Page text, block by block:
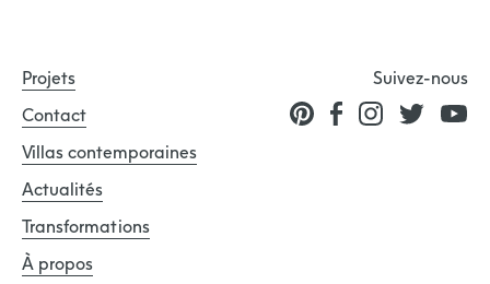
Projets
Contact
Villas contemporaines
Actualités
Transformations
À propos
Suivez-nous